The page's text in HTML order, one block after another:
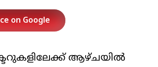
on Google
ആഴ്ചയില്‍